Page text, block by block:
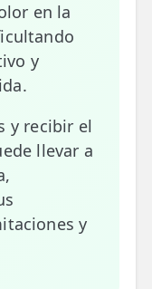
en la
y
y recibir el
llevar a
y